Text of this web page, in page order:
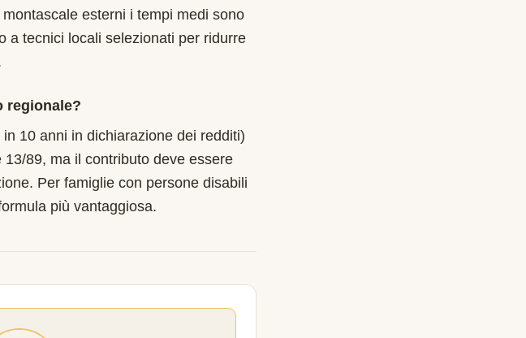
esterni i tempi medi sono
a tecnici locali selezionati per ridurre
regionale?
10 anni in dichiarazione dei redditi)
89, ma il contributo deve essere
Per famiglie con persone disabili
più vantaggiosa.